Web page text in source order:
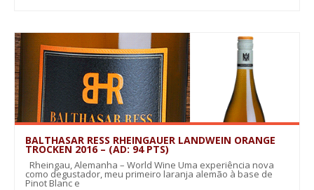
BALTHASAR RESS RHEINGAUER LANDWEIN ORANGE
TROCKEN 2016 – (AD: 94 PTS)
Rheingau, Alemanha – World Wine Uma experiência nova
como degustador, meu primeiro laranja alemão à base de
Pinot Blanc e